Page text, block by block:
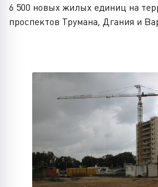
6 500 новых жилых единиц на
проспектов Трумана, Дгания и